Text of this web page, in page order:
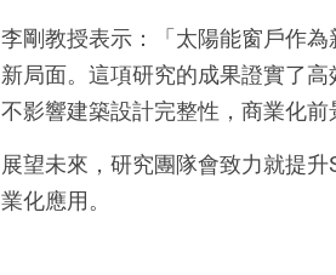
李剛教授表示：「太陽能窗戶作
新局面。這項研究的成果證實了高
不影響建築設計完整性，商業化
展望未來，研究團隊會致力就提升
業化應用。